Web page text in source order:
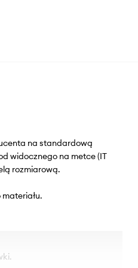
na standardową
widocznego na metce (IT
rozmiarową.